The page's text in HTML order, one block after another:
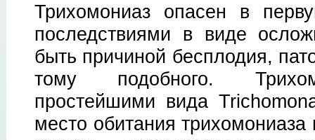
Трихомониаз опасен в
последствиями в виде
быть причиной бесплодия,
тому подобного.
простейшими вида
место обитания